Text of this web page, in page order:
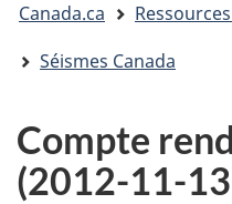
êtes
ici
Canada.ca
Séismes Canada
Compte
(2012-11-